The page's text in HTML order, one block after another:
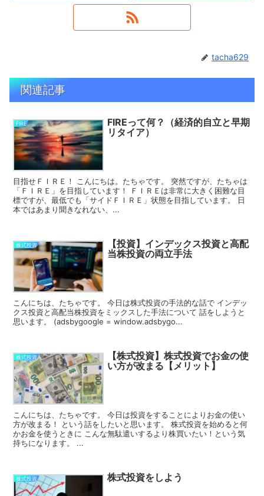
tacha629
関連記事
FIRE
FIREって何？（経済的自立と早期
リタイア）
目指せＦＩＲＥ！ こんにちは。たちゃです。 突然ですが、たちゃは
「ＦＩＲＥ」を目指しています！ ＦＩＲＥは非常に大きく困難な目
標ですが、最低でも「サイドＦＩＲＥ」状態を目指しています。 日
本ではあまり聞きなれない、...
株式投資
【投資】インデックス投資と高配
当株投資の両立手法
こんにちは、たちゃです。 今日は株式投資の手法的な話で インデッ
クス投資と高配当株投資をミックスした手法について 話をしようと
思います。 (adsbygoogle = window.adsbygo...
株式投資
【株式投資】株式投資でお金の使
い方が改まる【メリット】
こんにちは、たちゃです。 今日は投資をすることによりお金の使い
方が改まる！ という話をしたいと思います。 株式投資を始めると何
かお金を使うときに こんな無駄遣いするより株買いたい！という気
持ちになります。 ...
株式投資 株式投資をしよう